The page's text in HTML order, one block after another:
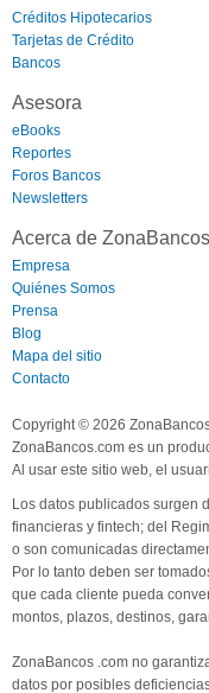
Créditos Hipotecarios
Tarjetas de Crédito
Bancos
Asesora
eBooks
Reportes
Foros Bancos
Newsletters
Acerca de ZonaBancos
Empresa
Quiénes Somos
Prensa
Blog
Mapa del sitio
Contacto
Copyright © 2026
ZonaBancos.com es un
Al usar este sitio web, el
Los datos publicados surgen
financieras y fintech; del
o son comunicadas
Por lo tanto deben ser
que cada cliente pueda
montos, plazos, destinos,
ZonaBancos .com no
datos por posibles